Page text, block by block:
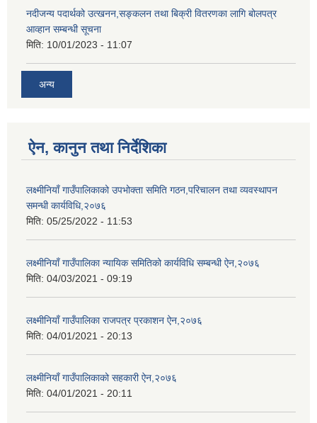
नदीजन्य पदार्थको उत्खनन,सङ्कलन तथा बिक्री वितरणका लागि बोलपत्र
आव्हान सम्बन्धी सूचना
मिति: 10/01/2023 - 11:07
अन्य
ऐन, कानुन तथा निर्देशिका
लक्ष्मीनियाँ गाउँपालिकाको उपभोक्ता समिति गठन,परिचालन तथा व्यवस्थापन
समन्धी कार्यविधि,२०७६
मिति: 05/25/2022 - 11:53
लक्ष्मीनियाँ गाउँपालिका न्यायिक समितिको कार्यविधि सम्बन्धी ऐन,२०७६
मिति: 04/03/2021 - 09:19
लक्ष्मीनियाँ गाउँपालिका राजपत्र प्रकाशन ऐन,२०७६
मिति: 04/01/2021 - 20:13
लक्ष्मीनियाँ गाउँपालिकाको सहकारी ऐन,२०७६
मिति: 04/01/2021 - 20:11